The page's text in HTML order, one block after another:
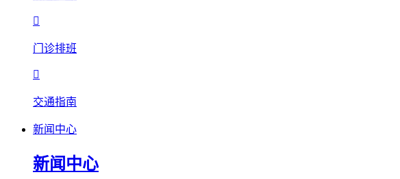

门诊排班

交通指南
新闻中心
新闻中心